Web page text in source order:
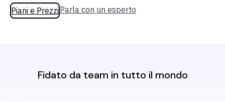
Piani e PrezziParla con un esperto
Fidato da team in tutto il mondo